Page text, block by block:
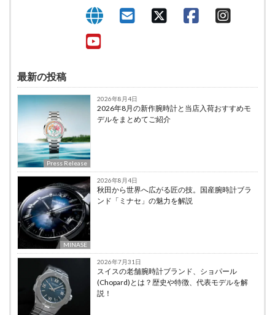
最新の投稿
Press Release
2026年8月4日
2026年8月の新作腕時計と当店入荷おすすめモ
デルをまとめてご紹介
MINASE
2026年8月4日
秋田から世界へ広がる匠の技。国産腕時計ブラ
ンド「ミナセ」の魅力を解説
2026年7月31日
スイスの老舗腕時計ブランド、ショパール
(Chopard)とは？歴史や特徴、代表モデルを解
説！